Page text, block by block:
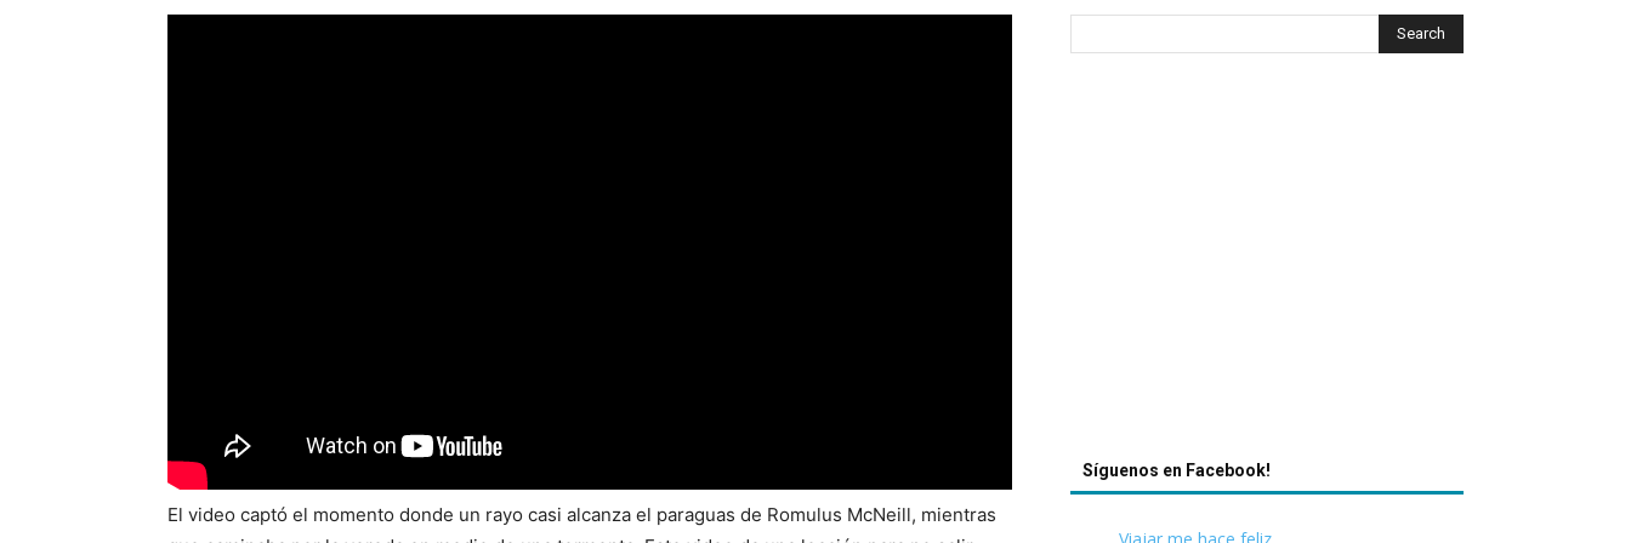
El video captó el momento donde un rayo casi alcanza el paraguas de Romulus McNeill, mientras
Síguenos en Facebook!